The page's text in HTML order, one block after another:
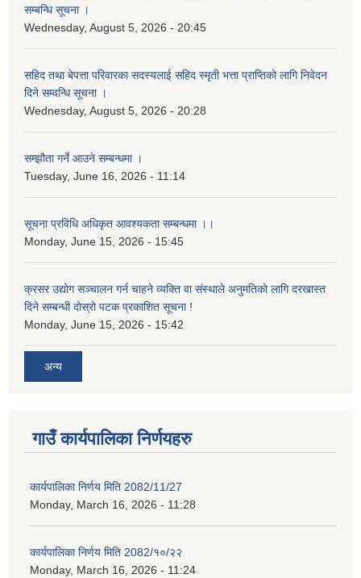
सम्बन्धि सूचना ।
Wednesday, August 5, 2026 - 20:45
सहिद तथा बेपत्ता परिवारका सदस्यलाई सहिद स्मृती भत्ता प्राप्तिको लागि निवेदन
दिने सम्वन्धि सूचना ।
Wednesday, August 5, 2026 - 20:28
सम्झौता गर्ने आउने सम्बन्धमा ।
Tuesday, June 16, 2026 - 11:14
सूचना प्रविधि अधिकृत आवश्यकता सम्बन्धमा ।।
Monday, June 15, 2026 - 15:45
क्रसर उद्योग सञ्चालन गर्न चाहने व्यक्ति वा संस्थाले अनुमतिको लागि दरखास्त
दिने सम्बन्धी दोस्रो पटक प्रकाशित सूचना !
Monday, June 15, 2026 - 15:42
अन्य
गाउँ कार्यपालिका निर्णयहरु
कार्यपालिका निर्णय मिति 2082/11/27
Monday, March 16, 2026 - 11:28
कार्यपालिका निर्णय मिति 2082/१०/२२
Monday, March 16, 2026 - 11:24